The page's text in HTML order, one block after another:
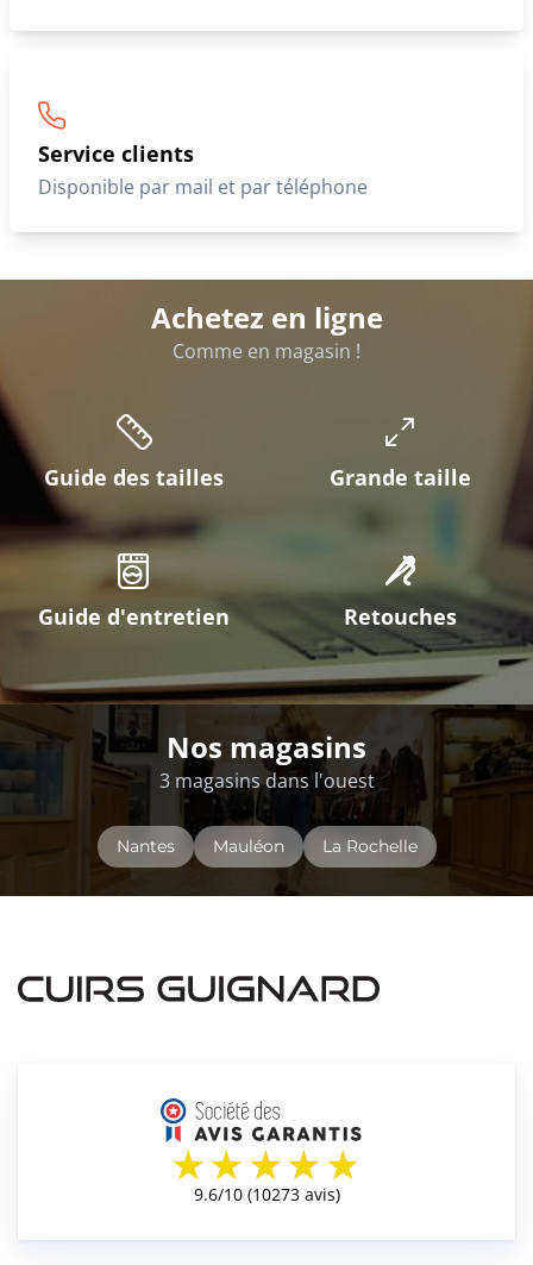
Service clients
Disponible par mail et par téléphone
Achetez en ligne
Comme en magasin !
Guide des tailles Grande taille
Guide d'entretien Retouches
Nos magasins
3 magasins dans l'ouest
Nantes Mauléon La Rochelle